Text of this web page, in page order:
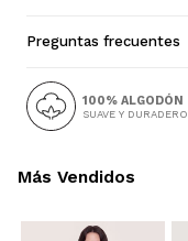
Preguntas frecuentes
100% ALGODÓN
SUAVE Y DURADERO
Más Vendidos